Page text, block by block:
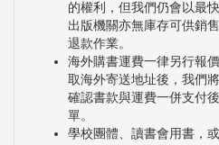
的權利，但我們仍會以最
出版機關亦無庫存可供銷
退款作業。
海外購書運費一律另行報
取海外寄送地址後，我們
確認書款與運費一併支付
單。
學校團體、讀書會用書，